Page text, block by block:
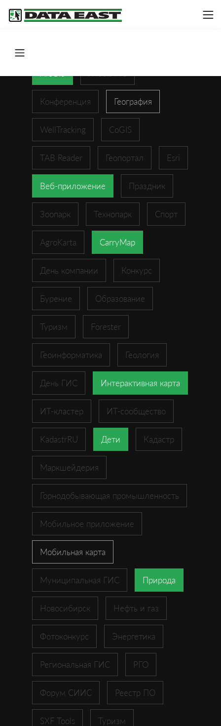
Конференция География
WellTracking CoGIS
TAB Reader Геопортал Esri
Веб-приложение Праздник
Зоопарк Технопарк Спорт
AgroKarta CarryMap
День компании Конкурс
Бурение Образование
Туризм Forester
Геоинформатика Геология
День ГИС Интерактивная карта
ИТ-кластер ИТ-сообщество
KadastrRU Дети Кадастр
Маркшейдерия
Горнодобывающая промышленность
Мобильное приложение
Мобильная карта
Муниципальная ГИС Природа
Новосибирск Нефть и газ
Фотоконкурс Энергетика
Региональная ГИС РГО
Форум СИИС Реестр ПО
SXF Tools Туризм